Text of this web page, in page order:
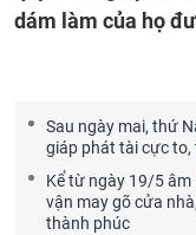
dám làm của họ
Sau ngày mai, thứ
giáp phát tài cực to,
Kể từ ngày 19/5 âm
vận may gõ cửa
thành phúc